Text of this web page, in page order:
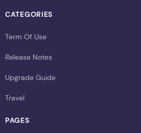
CATEGORIES
Term Of Use
Release Notes
Upgrade Guide
Travel
PAGES